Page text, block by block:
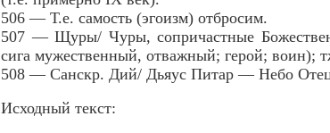
506 — Т.е. самость (эгоизм) отбросим.
507 — Щуры/ Чуры, сопричастные
сига мужественный, отважный; герой; воин);
508 — Санскр. Дий/ Дьяус Питар — Небо
Исходный текст: